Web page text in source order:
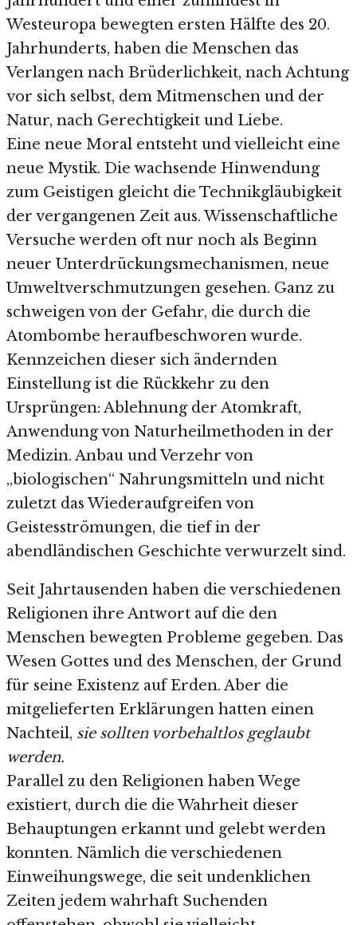
Westeuropa bewegten ersten Hälfte des 20.
Jahrhunderts, haben die Menschen das
Verlangen nach Brüderlichkeit, nach Achtung
vor sich selbst, dem Mitmenschen und der
Natur, nach Gerechtigkeit und Liebe.
Eine neue Moral entsteht und vielleicht eine
neue Mystik. Die wachsende Hinwendung
zum Geistigen gleicht die Technikgläubigkeit
der vergangenen Zeit aus. Wissenschaftliche
Versuche werden oft nur noch als Beginn
neuer Unterdrückungsmechanismen, neue
Umweltverschmutzungen gesehen. Ganz zu
schweigen von der Gefahr, die durch die
Atombombe heraufbeschworen wurde.
Kennzeichen dieser sich ändernden
Einstellung ist die Rückkehr zu den
Ursprüngen: Ablehnung der Atomkraft,
Anwendung von Naturheilmethoden in der
Medizin. Anbau und Verzehr von
„biologischen“ Nahrungsmitteln und nicht
zuletzt das Wiederaufgreifen von
Geistesströmungen, die tief in der
abendländischen Geschichte verwurzelt sind.
Seit Jahrtausenden haben die verschiedenen
Religionen ihre Antwort auf die den
Menschen bewegten Probleme gegeben. Das
Wesen Gottes und des Menschen, der Grund
für seine Existenz auf Erden. Aber die
mitgelieferten Erklärungen hatten einen
Nachteil, sie sollten vorbehaltlos geglaubt
werden.
Parallel zu den Religionen haben Wege
existiert, durch die die Wahrheit dieser
Behauptungen erkannt und gelebt werden
konnten. Nämlich die verschiedenen
Einweihungswege, die seit undenklichen
Zeiten jedem wahrhaft Suchenden